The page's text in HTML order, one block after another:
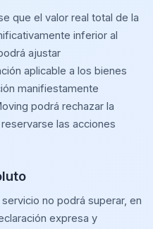
que el valor real total de la
inferior al
ajustar
aplicable a los bienes
manifiestamente
podrá rechazar la
las acciones
no podrá superar, en
expresa y